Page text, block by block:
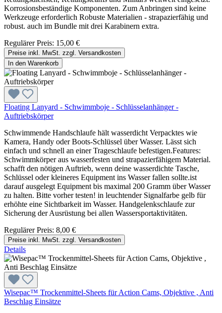
Korrosionsbeständige Komponenten. Zum Anbringen sind keine
Werkzeuge erforderlich Robuste Materialien - strapazierfähig und
robust. auch im Bundle mit drei Karabinern extra.
Regulärer Preis: 15,00 €
Preise inkl. MwSt. zzgl. Versandkosten
In den Warenkorb
Floating Lanyard - Schwimmboje - Schlüsselanhänger -
Auftriebskörper
Schwimmende Handschlaufe hält wasserdicht Verpacktes wie
Kamera, Handy oder Boots-Schlüssel über Wasser. Lässt sich
einfach und schnell an einer Trageschlaufe befestigen.Features:
Schwimmkörper aus wasserfesten und strapazierfähigem Material.
schafft den nötigen Auftrieb, wenn deine wasserdichte Tasche,
Schlüssel oder kleineres Equipment ins Wasser fallen sollte.ist
darauf ausgelegt Equipment bis maximal 200 Gramm über Wasser
zu halten. Bitte vorher testen! in leuchtender Signalfarbe gelb für
erhöhte eine Sichtbarkeit im Wasser. Handgelenkschlaufe zur
Sicherung der Ausrüstung bei allen Wassersportaktivitäten.
Regulärer Preis: 8,00 €
Preise inkl. MwSt. zzgl. Versandkosten
Details
Wisepac™ Trockenmittel-Sheets für Action Cams, Objektive , Anti
Beschlag Einsätze